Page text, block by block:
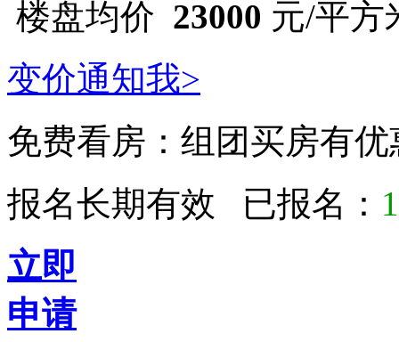
楼盘均价 23000 元/平方
变价通知我>
免费看房： 组团买房有
报名长期有效 已报名：
立即
申请